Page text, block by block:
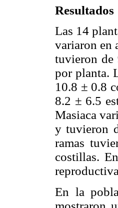
Resultados
Las 14
variaron en
tuvieron de
por planta.
10.8 ± 0.8
8.2 ± 6.5
Masiaca
y tuvieron
ramas
costillas.
En la